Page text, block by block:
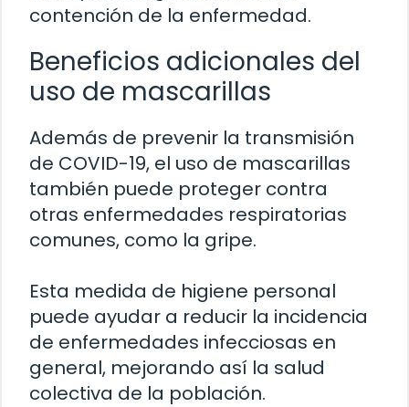
contención de la enfermedad.
Beneficios adicionales del
uso de mascarillas
Además de prevenir la transmisión
de COVID-19, el uso de mascarillas
también puede proteger contra
otras enfermedades respiratorias
comunes, como la gripe.
Esta medida de higiene personal
puede ayudar a reducir la incidencia
de enfermedades infecciosas en
general, mejorando así la salud
colectiva de la población.